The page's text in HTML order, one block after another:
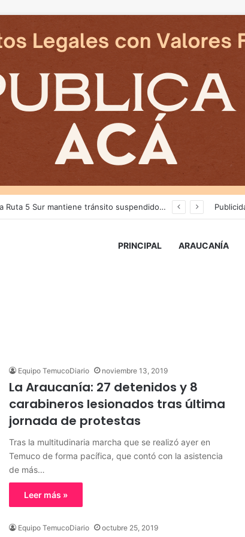
por muerte del carabinero Nain
PRINCIPAL ARAUCANÍA
Equipo TemucoDiario noviembre 13, 2019
La Araucanía: 27 detenidos y 8
carabineros lesionados tras última
jornada de protestas
Tras la multitudinaria marcha que se realizó ayer en
Temuco de forma pacífica, que contó con la asistencia
de más…
Leer más »
Equipo TemucoDiario octubre 25, 2019